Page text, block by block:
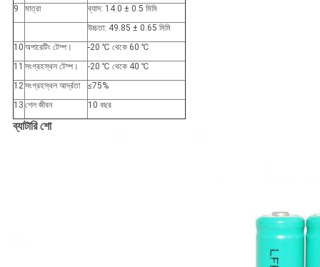
9
মাত্রা
ব্যাস: 14.0 ± 0.5 মিমি
উচ্চতা: 49.85 ± 0.65 মিমি
10 অপারেটিং টেম্প।
-20 ℃ থেকে 60 ℃
11 সংগ্রহস্থল টেম্প।
-20 ℃ থেকে 40 ℃
12সংগ্রহস্থল আর্দ্রতা
≤75%
13 শেল জীবন 10 বছর
ব্যাটারি শো